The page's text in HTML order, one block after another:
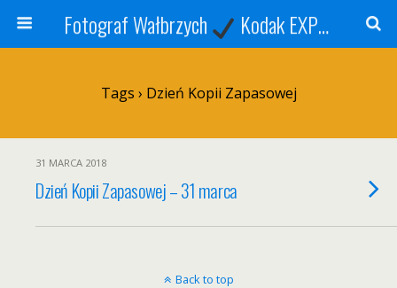
Fotograf Wałbrzych Kodak EXPRESS
Tags › Dzień Kopii Zapasowej
31 MARCA 2018
Dzień Kopii Zapasowej – 31 marca
Back to top